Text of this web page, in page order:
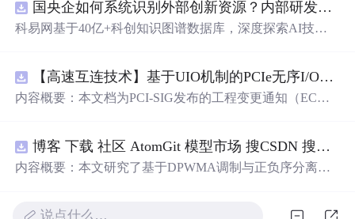
新领域的AI+数智化解决方案，推动科技创新与产业创新
智能化发展。
国央企如何系统识别外部创新资源？内部研发体系完善，但对外部高校、中小科技企业技术能力缺乏动态认知。.docx
科易网基于40亿+科创知识图谱数据库，深度探索AI技术
新领域的AI+数智化解决方案，推动科技创新与产业创新
智能化发展。
【高速互连技术】基于UIO机制的PCIe无序I/O扩展：多路径架构下内存请求的高性能传输与排序控制方案设计
内容概要：本文档为PCI-SIG发布的工程变更通知（EC
规则对多路径拓扑和高性能IO系统的限制。UIO基于Flit模
式，定义了一套新的TLP（事务层包）类型和规则，允许
细说明了UIO
博客 下载 社区 AtomGit 模型市场 搜CSDN 搜索 AI 搜索 会员中心 创作中心 基于DPWMA调制与正负序分离的ANPC三电平并网逆变器前馈控制策略研究（Simulink仿真实现）
内容概要：本文研究了基于DPWMA调制与正负序分离的
说点什么…